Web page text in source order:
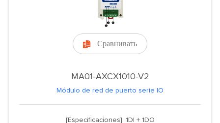
 Сравнивать
MA01-AXCX1010-V2
Módulo de red de puerto serie IO
[Especificaciones]: 1DI + 1DO